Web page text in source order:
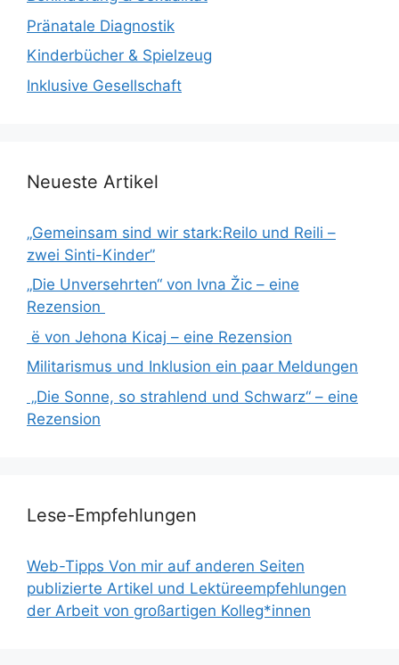
Pränatale Diagnostik
Kinderbücher & Spielzeug
Inklusive Gesellschaft
Neueste Artikel
„Gemeinsam sind wir stark:Reilo und Reili –
zwei Sinti-Kinder”
„Die Unversehrten“ von Ivna Žic – eine
Rezension
ë von Jehona Kicaj – eine Rezension
Militarismus und Inklusion ein paar Meldungen
„Die Sonne, so strahlend und Schwarz“ – eine
Rezension
Lese-Empfehlungen
Web-Tipps Von mir auf anderen Seiten
publizierte Artikel und Lektüreempfehlungen
der Arbeit von großartigen Kolleg*innen